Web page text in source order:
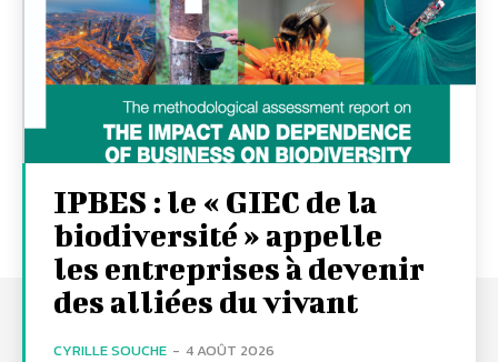
IPBES : le « GIEC de la
biodiversité » appelle
les entreprises à devenir
des alliées du vivant
CYRILLE SOUCHE - 4 AOÛT 2026